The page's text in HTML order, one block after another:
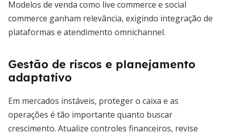
Modelos de venda como live commerce e social
commerce ganham relevância, exigindo integração de
plataformas e atendimento omnichannel.
Gestão de riscos e planejamento
adaptativo
Em mercados instáveis, proteger o caixa e as
operações é tão importante quanto buscar
crescimento. Atualize controles financeiros, revise